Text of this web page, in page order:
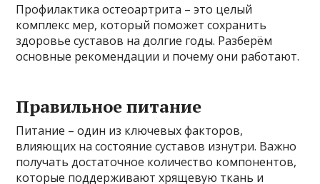
Профилактика остеоартрита – это целый
комплекс мер, который поможет сохранить
здоровье суставов на долгие годы. Разберём
основные рекомендации и почему они работают.
Правильное питание
Питание – один из ключевых факторов,
влияющих на состояние суставов изнутри. Важно
получать достаточное количество компонентов,
которые поддерживают хрящевую ткань и